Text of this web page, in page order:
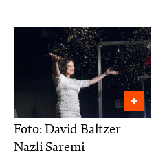
Foto: David Baltzer
Nazli Saremi